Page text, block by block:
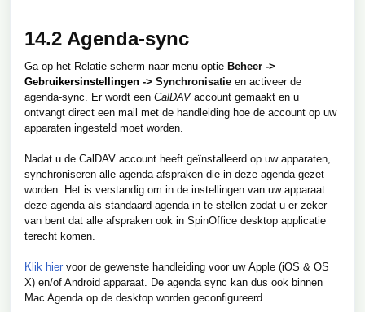
14.2 Agenda-sync
Ga op het Relatie scherm naar menu-optie Beheer ->
Gebruikersinstellingen -> Synchronisatie en activeer de
agenda-sync. Er wordt een CalDAVaccount gemaakt en u
ontvangt direct een mail met de handleiding hoe de account op uw
apparaten ingesteld moet worden.
Nadat u de CalDAV account heeft geïnstalleerd op uw apparaten,
synchroniseren alle agenda-afspraken die in deze agenda gezet
worden. Het is verstandig om in de instellingen van uw apparaat
deze agenda als standaard-agenda in te stellen zodat u er zeker
van bent dat alle afspraken ook in SpinOffice desktop applicatie
terecht komen.
Klik hier voor de gewenste handleiding voor uw Apple (iOS & OS
X) en/of Android apparaat. De agenda sync kan dus ook binnen
Mac Agenda op de desktop worden geconfigureerd.